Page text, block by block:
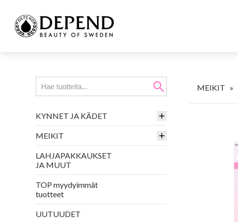
search
KYNNET JA KÄDET
MEIKIT
LAHJAPAKKAUKSET
JA MUUT
TOP myydyimmät
tuotteet
UUTUUDET
MEIKIT »